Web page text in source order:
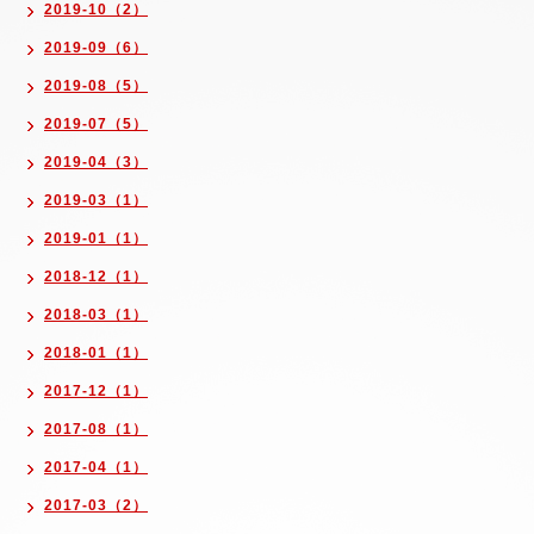
2019-10（2）
2019-09（6）
2019-08（5）
2019-07（5）
2019-04（3）
2019-03（1）
2019-01（1）
2018-12（1）
2018-03（1）
2018-01（1）
2017-12（1）
2017-08（1）
2017-04（1）
2017-03（2）